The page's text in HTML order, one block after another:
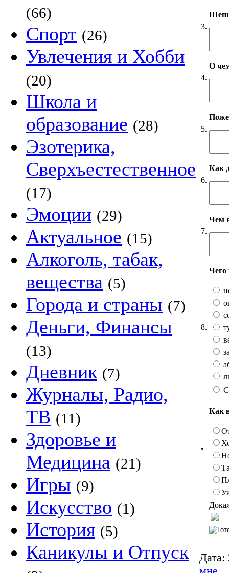
(66)
Спорт (26)
Увлечения и Хобби
(20)
Школа и
образование (28)
Эзотерика,
Сверхъестественное
(17)
Эмоции (29)
Актуальное (15)
Алкоголь, табак,
вещества (5)
Города и страны (7)
Деньги, Финансы
(13)
Дневник (7)
Журналы, Радио,
ТВ (11)
Здоровье и
Медицина (21)
Игры (9)
Искусство (1)
История (5)
Каникулы и Отпуск
3.
4.
О
5.
6.
Как
7.
Чем
8.
Чего
•
Как
Дата: